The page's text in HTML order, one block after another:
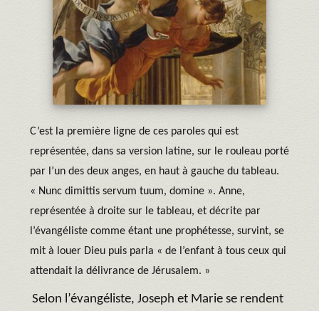
C’est la première ligne de ces paroles qui est
représentée, dans sa version latine, sur le rouleau porté
par l’un des deux anges, en haut à gauche du tableau.
« Nunc dimittis servum tuum, domine ». Anne,
représentée à droite sur le tableau, et décrite par
l’évangéliste comme étant une prophétesse, survint, se
mit à louer Dieu puis parla « de l’enfant à tous ceux qui
attendait la délivrance de Jérusalem. »
Selon l’évangéliste, Joseph et Marie se rendent